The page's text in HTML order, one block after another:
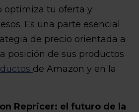
optimiza tu oferta y
Es una parte esencial
de precio orientada a
posición de sus productos
de Amazon y en la
Repricer: el futuro de la